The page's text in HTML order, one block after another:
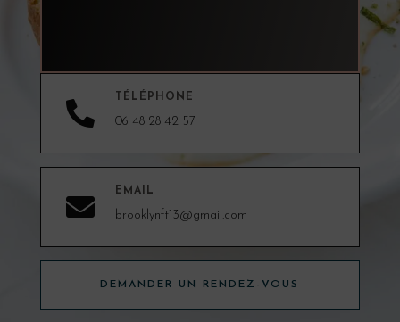

TÉLÉPHONE
06 48 28 42 57

EMAIL
brooklynft13@gmail.com
DEMANDER UN RENDEZ-VOUS